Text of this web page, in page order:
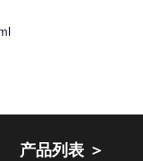
产品列表 ＞